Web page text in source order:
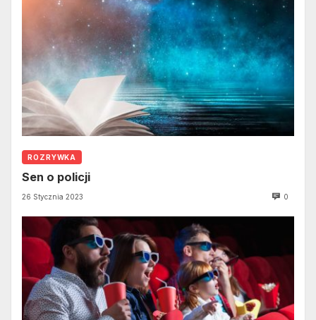
ROZRYWKA
Sen o policji
26 Stycznia 2023 0